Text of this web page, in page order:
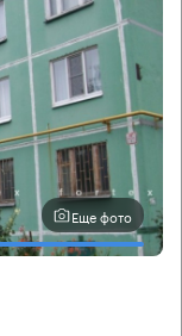
Еще фото